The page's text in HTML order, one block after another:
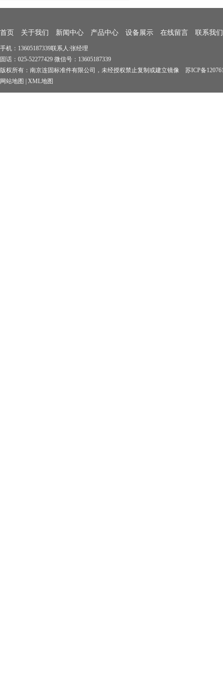
首页 关于我们 新闻中心 产品中心 设备展示 在线留言 联系我们
手机：13605187339联系人:张经理
固话：025-52277429 微信号：13605187339
版权所有：南京连固标准件有限公司，未经授权禁止复制或建立镜像 苏ICP备
网站地图
XML地图